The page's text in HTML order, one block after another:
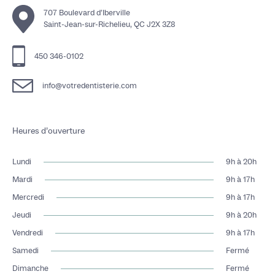
707 Boulevard d’Iberville
Saint-Jean-sur-Richelieu, QC J2X 3Z8
450 346-0102
info@votredentisterie.com
Heures d’ouverture
Lundi
9h à 20h
Mardi
9h à 17h
Mercredi
9h à 17h
Jeudi
9h à 20h
Vendredi
9h à 17h
Samedi
Fermé
Dimanche
Fermé